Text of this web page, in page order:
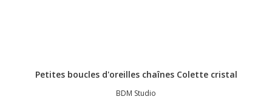
Petites boucles d'oreilles chaînes Colette cristal
BDM Studio